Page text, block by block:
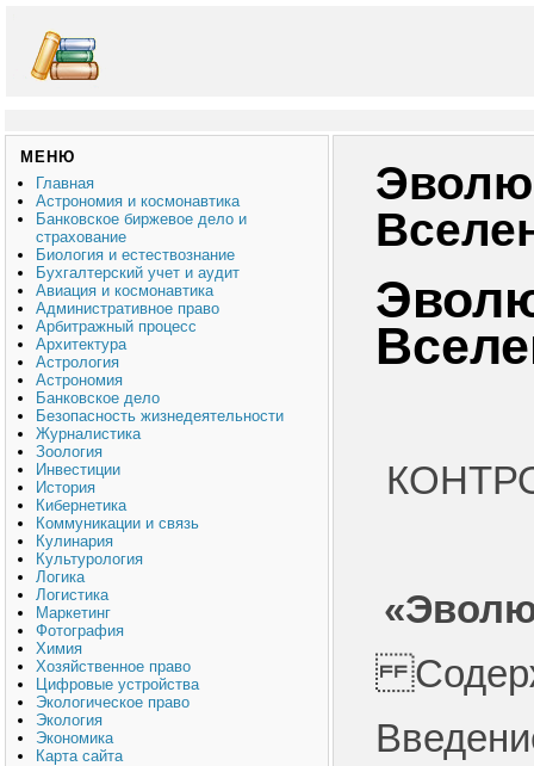
МЕНЮ
Главная
Астрономия и космонавтика
Банковское биржевое дело и
страхование
Биология и естествознание
Бухгалтерский учет и аудит
Авиация и космонавтика
Административное право
Арбитражный процесс
Архитектура
Астрология
Астрономия
Банковское дело
Безопасность жизнедеятельности
Журналистика
Зоология
Инвестиции
История
Кибернетика
Коммуникации и связь
Кулинария
Культурология
Логика
Логистика
Маркетинг
Фотография
Химия
Хозяйственное право
Цифровые устройства
Экологическое право
Экология
Экономика
Карта сайта